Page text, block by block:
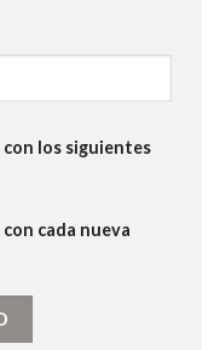
los siguientes
cada nueva